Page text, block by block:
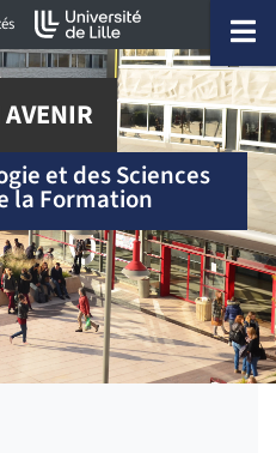
et des Sciences
la Formation